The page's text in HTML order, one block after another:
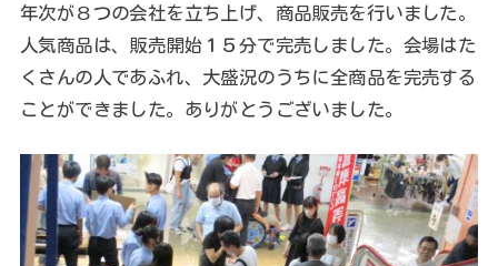
年次が８つの会社を立ち上げ、商品販売を行いました。
人気商品は、販売開始１５分で完売しました。会場はた
くさんの人であふれ、大盛況のうちに全商品を完売する
ことができました。ありがとうございました。